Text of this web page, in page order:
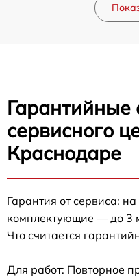
Гарантийные
сервисного
Краснодаре
Гарантия от сервиса:
комплектующие — до 3
Что считается
Для работ: Повторное